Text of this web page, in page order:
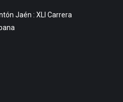
Jaén : XLI Carrera